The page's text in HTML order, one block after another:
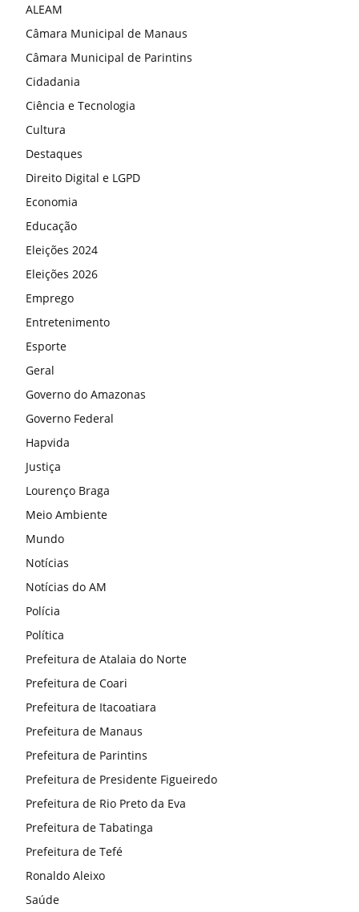
ALEAM
Câmara Municipal de Manaus
Câmara Municipal de Parintins
Cidadania
Ciência e Tecnologia
Cultura
Destaques
Direito Digital e LGPD
Economia
Educação
Eleições 2024
Eleições 2026
Emprego
Entretenimento
Esporte
Geral
Governo do Amazonas
Governo Federal
Hapvida
Justiça
Lourenço Braga
Meio Ambiente
Mundo
Notícias
Notícias do AM
Polícia
Política
Prefeitura de Atalaia do Norte
Prefeitura de Coari
Prefeitura de Itacoatiara
Prefeitura de Manaus
Prefeitura de Parintins
Prefeitura de Presidente Figueiredo
Prefeitura de Rio Preto da Eva
Prefeitura de Tabatinga
Prefeitura de Tefé
Ronaldo Aleixo
Saúde